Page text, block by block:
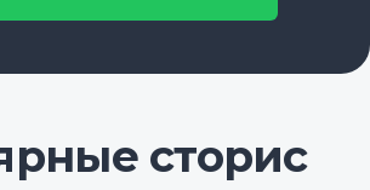
сторис